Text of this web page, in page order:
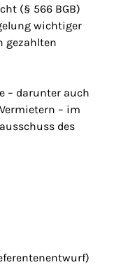
(§ 566 BGB)
wichtiger
gezahlten
– darunter auch
– im
des